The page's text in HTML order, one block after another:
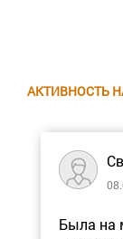
АКТИВНОСТЬ
Была на